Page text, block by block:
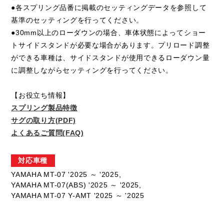
●各スプリング品番に掲載のセッティングデータを参照して
基準のセッティングを行ってください。
●30mm以上のローダウンの場合、車体状態によってショー
トサイドスタンドが必要な場合があります。プリロード調整
ができる車種は、サイドスタンドが使用できるローダウン量
に調整しながらセッティングを行ってください。
【お役立ち情報】
スプリング製品特徴
サグの取り方(PDF)
よくあるご質問(FAQ)
対応車種
YAMAHA MT-07 '2025 ～ '2025,
YAMAHA MT-07(ABS) '2025 ～ '2025,
YAMAHA MT-07 Y-AMT '2025 ～ '2025